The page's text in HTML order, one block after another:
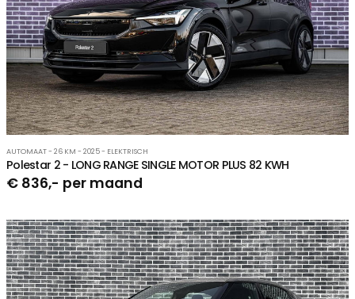
AUTOMAAT - 26 KM - 2025 - ELEKTRISCH
Polestar 2 - LONG RANGE SINGLE MOTOR PLUS 82 KWH
€ 836,- per maand